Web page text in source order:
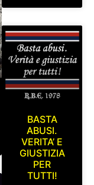
BASTA
ABUSI.
VERITA’ E
GIUSTIZIA
PER
TUTTI!